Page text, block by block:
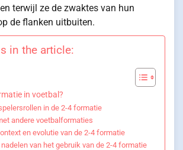
terwijl ze de zwaktes van hun
de flanken uitbuiten.
in the article:
in voetbal?
in de 2-4 formatie
andere voetbalformaties
en evolutie van de 2-4 formatie
van het gebruik van de 2-4 formatie